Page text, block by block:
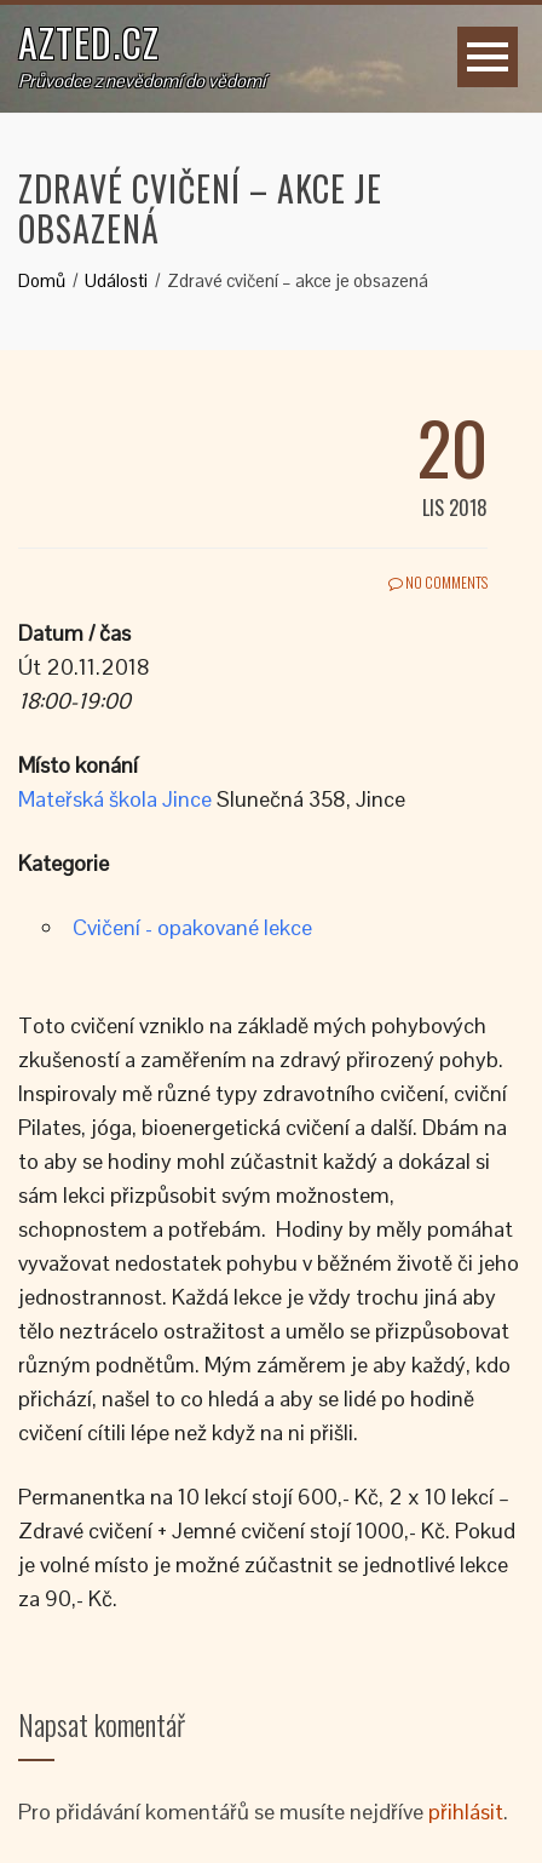
AZTED.CZ
Průvodce z nevědomí do vědomí
ZDRAVÉ CVIČENÍ – AKCE JE
OBSAZENÁ
Domů Události Zdravé cvičení – akce je obsazená
20
LIS 2018
NO COMMENTS
Datum / čas
Út 20.11.2018
18:00-19:00
Místo konání
Mateřská škola JinceSlunečná 358, Jince
Kategorie
Cvičení - opakované lekce
Toto cvičení vzniklo na základě mých pohybových
zkušeností a zaměřením na zdravý přirozený pohyb.
Inspirovaly mě různé typy zdravotního cvičení, cviční
Pilates, jóga, bioenergetická cvičení a další. Dbám na
to aby se hodiny mohl zúčastnit každý a dokázal si
sám lekci přizpůsobit svým možnostem,
schopnostem a potřebám. Hodiny by měly pomáhat
vyvažovat nedostatek pohybu v běžném životě či jeho
jednostrannost. Každá lekce je vždy trochu jiná aby
tělo neztrácelo ostražitost a umělo se přizpůsobovat
různým podnětům. Mým záměrem je aby každý, kdo
přichází, našel to co hledá a aby se lidé po hodině
cvičení cítili lépe než když na ni přišli.
Permanentka na 10 lekcí stojí 600,- Kč, 2 x 10 lekcí –
Zdravé cvičení + Jemné cvičení stojí 1000,- Kč. Pokud
je volné místo je možné zúčastnit se jednotlivé lekce
za 90,- Kč.
Napsat komentář
Pro přidávání komentářů se musíte nejdříve přihlásit.